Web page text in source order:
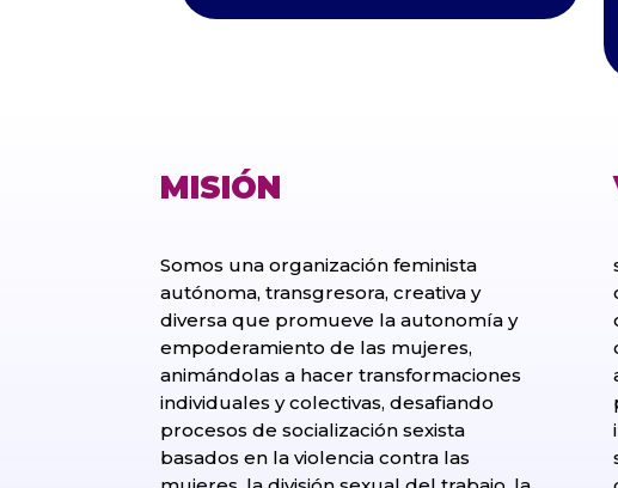
MISIÓN
Somos una organización feminista
autónoma, transgresora, creativa y
diversa que promueve la autonomía y
empoderamiento de las mujeres,
animándolas a hacer transformaciones
individuales y colectivas, desafiando
procesos de socialización sexista
basados en la violencia contra las